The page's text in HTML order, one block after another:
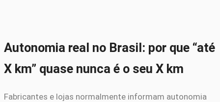
Autonomia real no Brasil: por que “até
X km” quase nunca é o seu X km
Fabricantes e lojas normalmente informam autonomia